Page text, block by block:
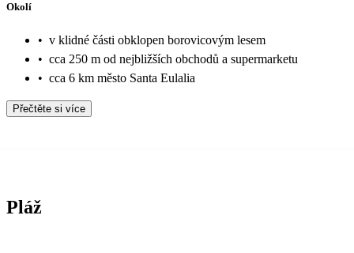
Okolí
• v klidné části obklopen borovicovým lesem
• cca 250 m od nejbližších obchodů a supermarketu
• cca 6 km město Santa Eulalia
Přečtěte si více
Pláž